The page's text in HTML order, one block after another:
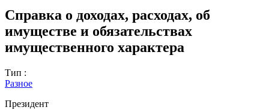
Справка о доходах, расходах, об
имуществе и обязательствах
имущественного характера
Тип :
Разное
Президент